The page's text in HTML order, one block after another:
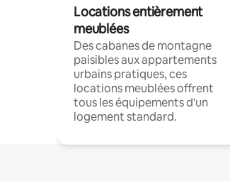
Locations entièrement
meublées
Des cabanes de montagne
paisibles aux appartements
urbains pratiques, ces
locations meublées offrent
tous les équipements d'un
logement standard.